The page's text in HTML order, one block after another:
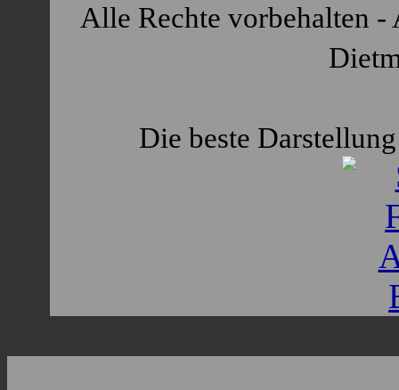
Alle Rechte vorbehalten
Die beste